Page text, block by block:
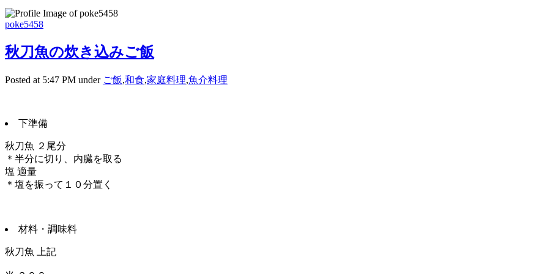
poke5458
秋刀魚の炊き込みご飯
Posted at 5:47 PM under ご飯,和食,家庭料理,魚介料理
下準備
秋刀魚 ２尾分
＊半分に切り、内臓を取る
塩 適量
＊塩を振って１０分置く
材料・調味料
秋刀魚 上記